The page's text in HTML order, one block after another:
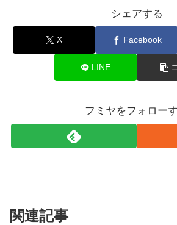
シェアする
X Facebook
LINE
フミヤをフォロー
関連記事